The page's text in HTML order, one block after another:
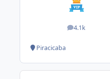
4.1k
posts
Piracicaba